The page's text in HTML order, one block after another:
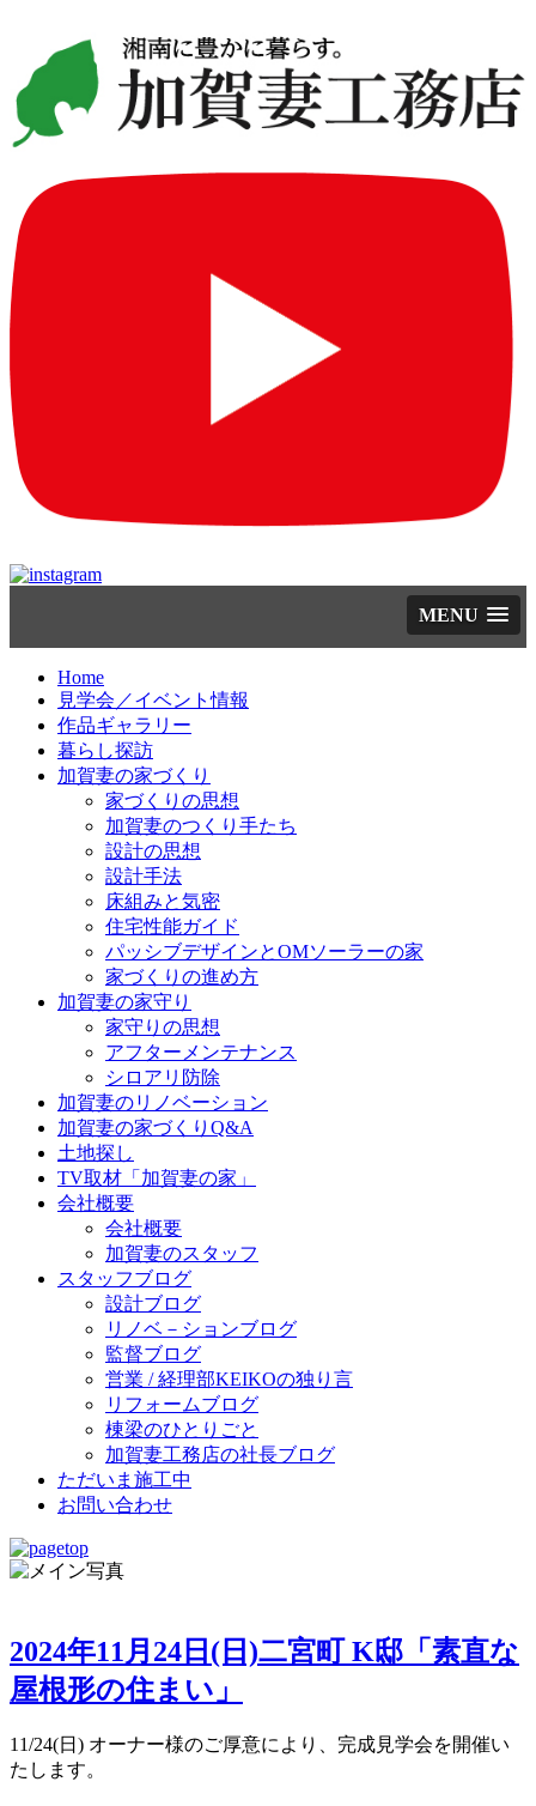
テ
MENU
Home
見学会／イベント情報
作品ギャラリー
暮らし探訪
加賀妻の家づくり
家づくりの思想
加賀妻のつくり手たち
設計の思想
設計手法
床組みと気密
住宅性能ガイド
パッシブデザインとOMソーラーの家
家づくりの進め方
加賀妻の家守り
家守りの思想
アフターメンテナンス
シロアリ防除
加賀妻のリノベーション
加賀妻の家づくりQ&A
土地探し
TV取材「加賀妻の家」
会社概要
会社概要
加賀妻のスタッフ
スタッフブログ
設計ブログ
リノベ－ションブログ
監督ブログ
営業 / 経理部KEIKOの独り言
リフォームブログ
棟梁のひとりごと
加賀妻工務店の社長ブログ
ただいま施工中
お問い合わせ
2024年11月24日(日)二宮町 K邸「素直な
屋根形の住まい」
11/24(日) オーナー様のご厚意により、完成見学会を開催い
たします。